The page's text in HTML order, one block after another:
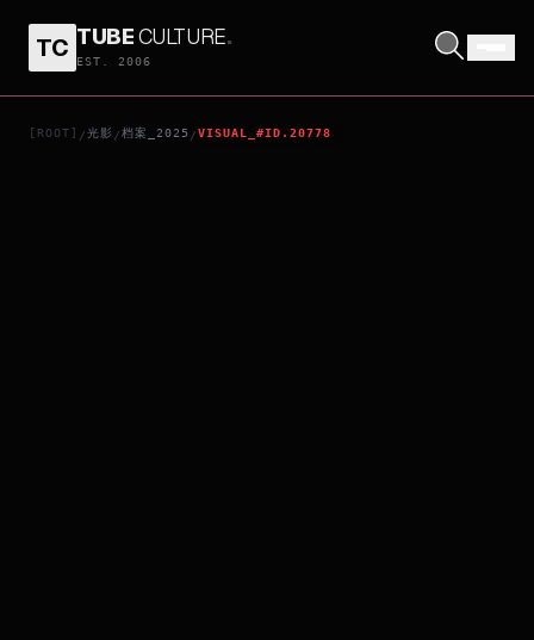
TC TUBECULTURE.
EST. 2006
[ROOT] /光影 /档案_2025 /VISUAL_#ID.20778
NUREMBERG